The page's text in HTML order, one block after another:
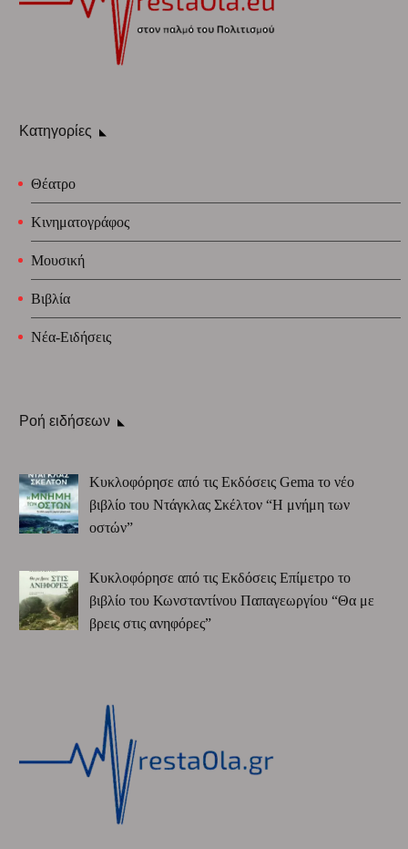
Κατηγορίες
Θέατρο
Κινηματογράφος
Μουσική
Βιβλία
Νέα-Ειδήσεις
Ροή ειδήσεων
Κυκλοφόρησε από τις Εκδόσεις Gema το νέο
βιβλίο του Ντάγκλας Σκέλτον “Η μνήμη των
οστών”
Κυκλοφόρησε από τις Εκδόσεις Επίμετρο το
βιβλίο του Κωνσταντίνου Παπαγεωργίου “Θα με
βρεις στις ανηφόρες”